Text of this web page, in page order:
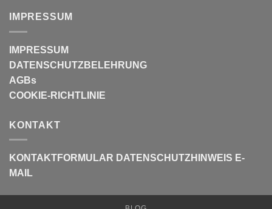
IMPRESSUM
IMPRESSUM
DATENSCHUTZBELEHRUNG
AGBs
COOKIE-RICHTLINIE
KONTAKT
KONTAKTFORMULAR DATENSCHUTZHINWEIS E-
MAIL